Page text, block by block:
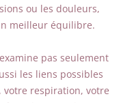
ou les douleurs,
meilleur équilibre.
pas seulement
les liens possibles
votre respiration, votre